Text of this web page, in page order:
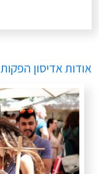
אודות אדיסון הפקות
תמונה